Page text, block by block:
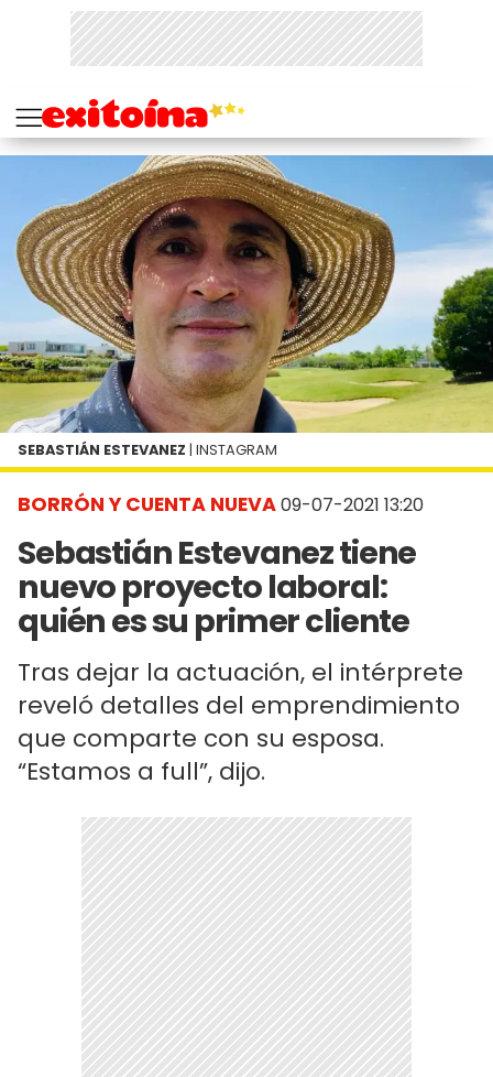
BORRÓN Y CUENTA NUEVA09-07-2021 13:20
Sebastián Estevanez tiene
nuevo proyecto laboral:
quién es su primer cliente
Tras dejar la actuación, el intérprete
reveló detalles del emprendimiento
que comparte con su esposa.
“Estamos a full”, dijo.
SEBASTIÁN ESTEVANEZ | INSTAGRAM